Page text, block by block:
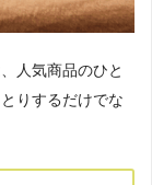
人気商品のひと
りするだけでな